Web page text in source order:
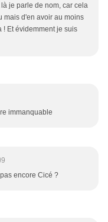
je parle de nom, car cela
mais d'en avoir au moins
! Et évidemment je suis
immanquable
encore Cicé ?